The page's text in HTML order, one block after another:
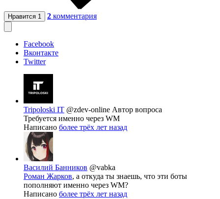
Нравится 1 2 комментария
Facebook
Вконтакте
Twitter
Tripoloski IT @zdev-online Автор вопроса
Требуется именно через WM
Написано более трёх лет назад
Василий Банников @vabka
Роман Жарков, а откуда ты знаешь, что эти боты
пополняют именно через WM?
Написано более трёх лет назад